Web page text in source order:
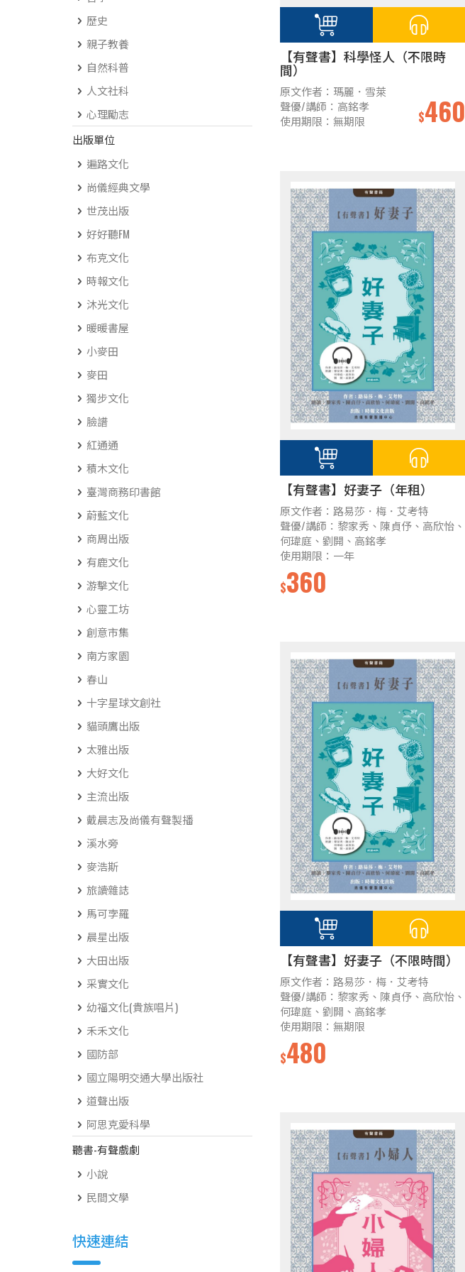
歷史
親子教養
自然科普
人文社科
心理勵志
出版單位
遍路文化
尚儀經典文學
世茂出版
好好聽FM
布克文化
時報文化
沐光文化
暖暖書屋
小麥田
麥田
獨步文化
臉譜
紅通通
積木文化
臺灣商務印書館
蔚藍文化
商周出版
有鹿文化
游擊文化
心靈工坊
創意市集
南方家園
春山
十字星球文創社
貓頭鷹出版
太雅出版
大好文化
主流出版
戴晨志及尚儀有聲製播
溪水旁
麥浩斯
旅讀雜誌
馬可孛羅
晨星出版
大田出版
采實文化
幼福文化(貴族唱片)
禾禾文化
國防部
國立陽明交通大學出版社
道聲出版
阿思克愛科學
聽書-有聲戲劇
小說
民間文學
快速連結
【有聲書】科學怪人（不限時
間）
原文作者：瑪麗．雪萊
聲優/講師：高銘孝
使用期限：無期限
$460
【有聲書】好妻子（年租）
原文作者：路易莎．梅．艾考特
聲優/講師：黎家秀、陳貞伃、高欣怡、
何瑋庭、劉開、高銘孝
使用期限：一年
$360
【有聲書】好妻子（不限時間）
原文作者：路易莎．梅．艾考特
聲優/講師：黎家秀、陳貞伃、高欣怡、
何瑋庭、劉開、高銘孝
使用期限：無期限
$480